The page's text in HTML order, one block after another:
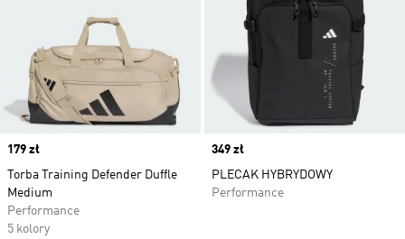
Price
179 zł
Torba Training Defender Duffle
Medium
Performance
5 kolory
Price
349 zł
PLECAK HYBRYDOWY
Performance